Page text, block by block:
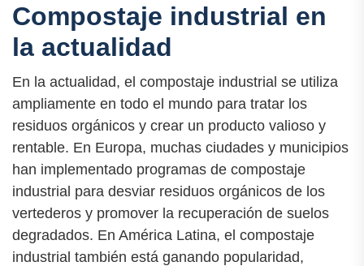
Compostaje industrial en
la actualidad
En la actualidad, el compostaje industrial se utiliza
ampliamente en todo el mundo para tratar los
residuos orgánicos y crear un producto valioso y
rentable. En Europa, muchas ciudades y municipios
han implementado programas de compostaje
industrial para desviar residuos orgánicos de los
vertederos y promover la recuperación de suelos
degradados. En América Latina, el compostaje
industrial también está ganando popularidad,